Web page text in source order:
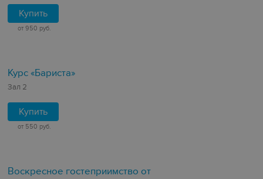
Купить
от 950 руб.
Курс «Бариста»
Зал 2
Купить
от 550 руб.
Воскресное гостеприимство от